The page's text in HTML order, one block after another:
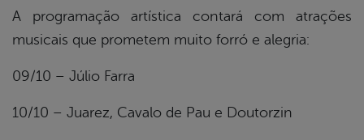
A programação artística contará com atrações
musicais que prometem muito forró e alegria:
09/10 – Júlio Farra
10/10 – Juarez, Cavalo de Pau e Doutorzin